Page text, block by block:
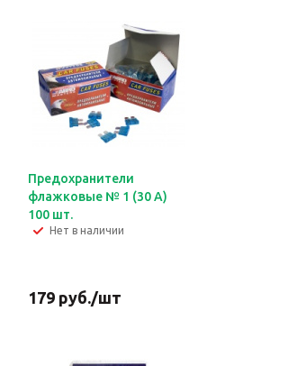
Предохранители
флажковые № 1 (30 А)
100 шт.
Нет в наличии
179руб./шт